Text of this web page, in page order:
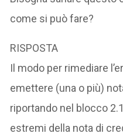
come si può fare?
RISPOSTA
Il modo per rimediare
emettere (una o più)
riportando nel blocco
estremi della nota di